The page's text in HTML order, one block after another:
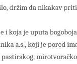
držim da nikakav
i koja je uputa
a.s., koji je pored